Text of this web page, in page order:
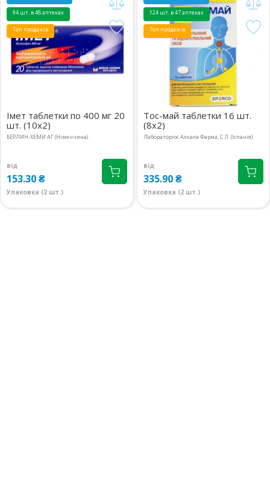
94 шт. в 48 аптеках
Топ продажів
Імет таблетки по 400 мг 20
шт. (10х2)
БЕРЛИН-ХЕМИ АГ (Німеччина)
від
153.30 ₴
Упаковка (2 шт.)
124 шт. в 47 аптеках
Топ продажів
Тос-май таблетки 16 шт.
(8х2)
Лабораторіос Алкала Фарма, С.Л. (Іспанія)
від
335.90 ₴
Упаковка (2 шт.)